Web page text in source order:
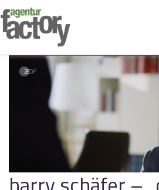
kontakt